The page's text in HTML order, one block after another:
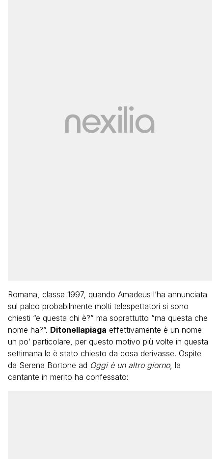
Romana, classe 1997, quando Amadeus l’ha annunciata
sul palco probabilmente molti telespettatori si sono
chiesti “e questa chi è?” ma soprattutto “ma questa che
nome ha?”. Ditonellapiaga effettivamente è un nome
un po’ particolare, per questo motivo più volte in questa
settimana le è stato chiesto da cosa derivasse. Ospite
da Serena Bortone ad Oggi è un altro giorno, la
cantante in merito ha confessato: